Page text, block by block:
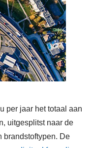
per jaar het totaal aan
uitgesplitst naar de
brandstoftypen. De